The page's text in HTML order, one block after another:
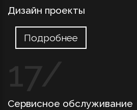
Дизайн проекты
Подробнее
Сервисное обслуживание